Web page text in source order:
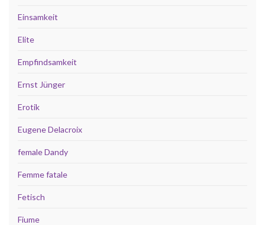
Einsamkeit
Elite
Empfindsamkeit
Ernst Jünger
Erotik
Eugene Delacroix
female Dandy
Femme fatale
Fetisch
Fiume